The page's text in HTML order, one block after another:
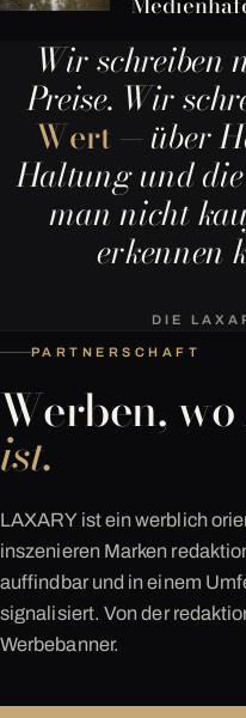
Wir schreiben
Preise. Wir
Wert— über
Haltung und
man nicht
erkennen
DIE
PARTNERSCHAFT
Werben, wo
ist.
LAXARY ist ein werblich
inszenieren Marken
auffindbar und in einem
signalisiert. Von der
Werbebanner.